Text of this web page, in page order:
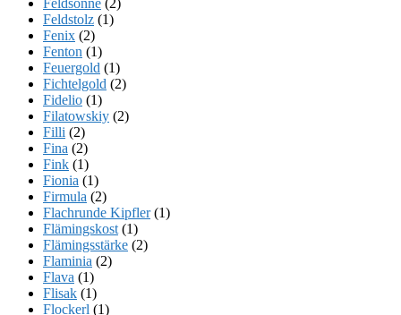
Feldstolz (1)
Fenix (2)
Fenton (1)
Feuergold (1)
Fichtelgold (2)
Fidelio (1)
Filatowskiy (2)
Filli (2)
Fina (2)
Fink (1)
Fionia (1)
Firmula (2)
Flachrunde Kipfler(1)
Flämingskost (1)
Flämingsstärke (2)
Flaminia (2)
Flava (1)
Flisak (1)
Flockerl (1)